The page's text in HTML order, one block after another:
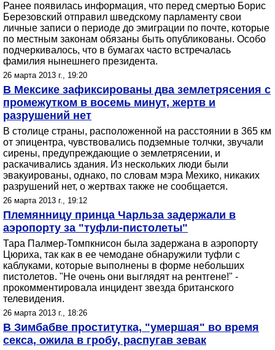
Ранее появилась информация, что перед смертью Борис
Березовский отправил шведскому парламенту свои
личные записи о периоде до эмиграции по почте, которые
по местным законам обязаны быть опубликованы. Особо
подчеркивалось, что в бумагах часто встречалась
фамилия нынешнего президента.
26 марта 2013 г., 19:20
В Мексике зафиксированы два землетрясения с
промежутком в восемь минут, жертв и
разрушений нет
В столице страны, расположенной на расстоянии в 365 км
от эпицентра, чувствовались подземные толчки, звучали
сирены, предупреждающие о землетрясении, и
раскачивались здания. Из нескольких люди были
эвакуированы, однако, по словам мэра Мехико, никаких
разрушений нет, о жертвах также не сообщается.
26 марта 2013 г., 19:12
Племянницу принца Чарльза задержали в
аэропорту за "туфли-пистолеты"
Тара Палмер-Томпкнисон была задержана в аэропорту
Цюриха, так как в ее чемодане обнаружили туфли с
каблуками, которые выполнены в форме небольших
пистолетов. "Не очень они выглядят на рентгене!" -
прокомментировала инцидент звезда британского
телевидения.
26 марта 2013 г., 18:26
В Зимбабве проститутка, "умершая" во время
секса, ожила в гробу, распугав зевак